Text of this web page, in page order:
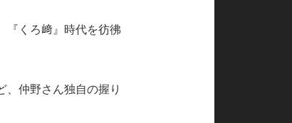
『くろ﨑』時代を彷彿
仲野さん独自の握り